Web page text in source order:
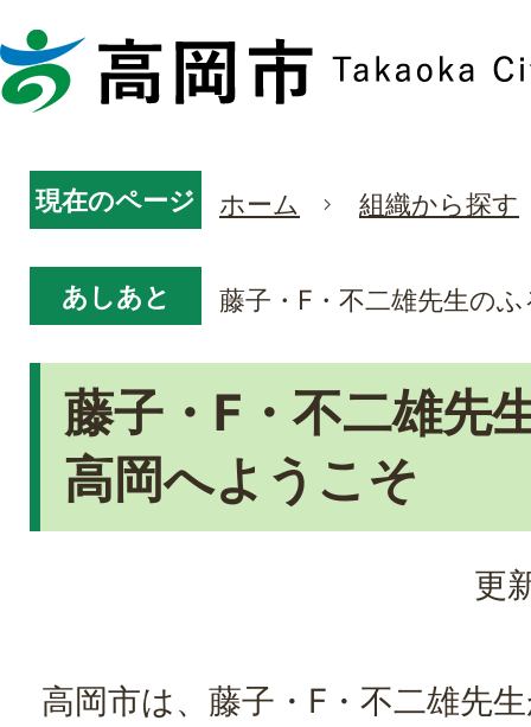
現在のページ ホーム 組織から探す
あしあと 藤子・F・不二雄先生の
藤子・F・不二雄先
高岡へようこそ
更
高岡市は、藤子・F・不二雄先